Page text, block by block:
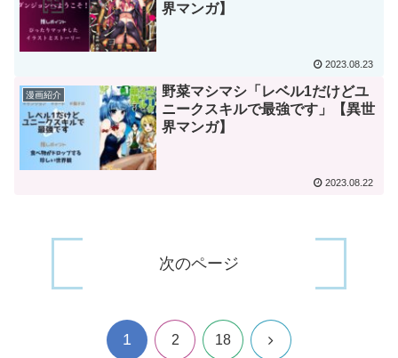
界マンガ】
2023.08.23
漫画紹介
野菜マシマシ「レベル1だけどユ
ニークスキルで最強です」【異世
界マンガ】
2023.08.22
次のページ
1 2 18 次